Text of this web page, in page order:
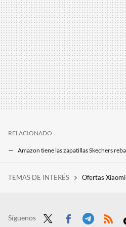
RELACIONADO
TEMAS DE INTERÉS Ofertas Xiaomi
Síguenos